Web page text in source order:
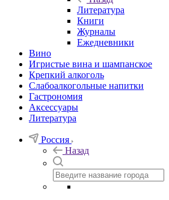
Литература
Книги
Журналы
Ежедневники
Вино
Игристые вина и шампанское
Крепкий алкоголь
Слабоалкогольные напитки
Гастрономия
Аксессуары
Литература
Россия
Назад